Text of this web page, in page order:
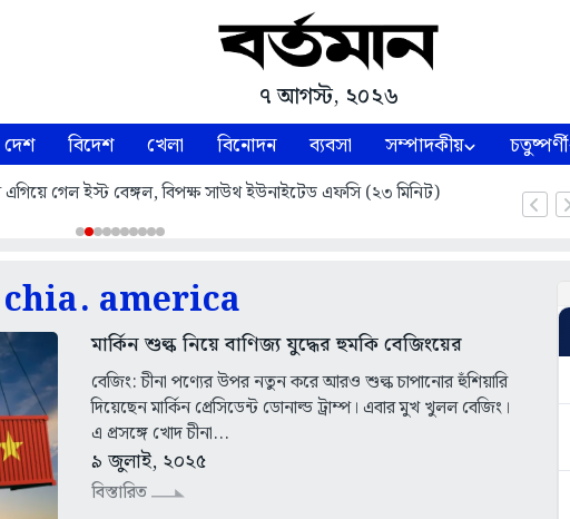
৭ আগস্ট, ২০২৬
দেশ বিদেশ খেলা বিনোদন ব্যবসা সম্পাদকীয় চতুষ্পর্ণী
গেল ইস্ট বেঙ্গল, বিপক্ষ সাউথ ইউনাইটেড এফসি (২৩ মিনিট)
chia. america
মার্কিন শুল্ক নিয়ে বাণিজ্য যুদ্ধের হুমকি বেজিংয়ের
বেজিং: চীনা পণ্যের উপর নতুন করে আরও শুল্ক চাপানোর হুঁশিয়ারি
দিয়েছেন মার্কিন প্রেসিডেন্ট ডোনাল্ড ট্রাম্প। এবার মুখ খুলল বেজিং।
এ প্রসঙ্গে খোদ চীনা...
৯ জুলাই, ২০২৫
বিস্তারিত